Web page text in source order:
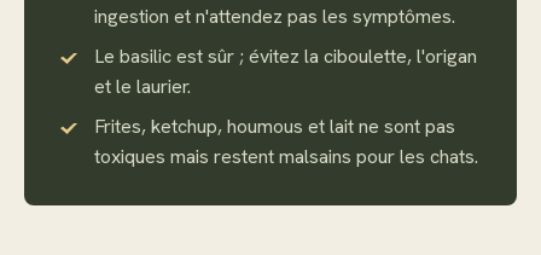
ingestion et n'attendez pas les symptômes.
Le basilic est sûr ; évitez la ciboulette, l'origan
et le laurier.
Frites, ketchup, houmous et lait ne sont pas
toxiques mais restent malsains pour les chats.